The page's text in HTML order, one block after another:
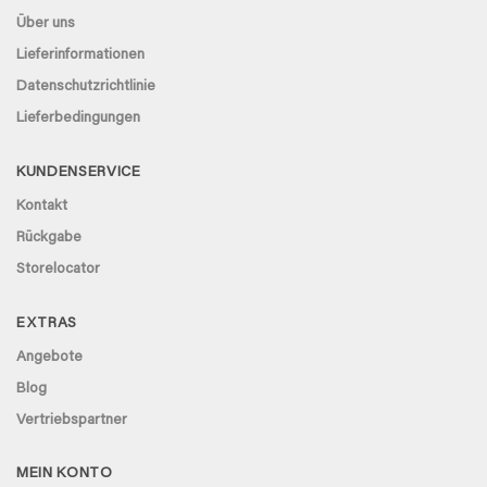
Über uns
Lieferinformationen
Datenschutzrichtlinie
Lieferbedingungen
KUNDENSERVICE
Kontakt
Rückgabe
Storelocator
EXTRAS
Angebote
Blog
Vertriebspartner
MEIN KONTO